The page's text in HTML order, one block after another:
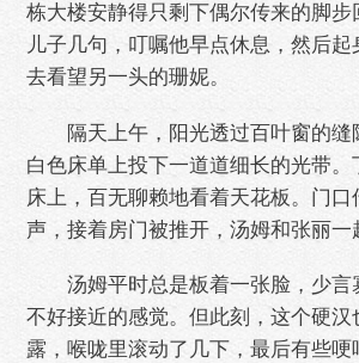
栋大楼安静得只剩下偶尔传来的脚步
儿子几句，叮嘱他早点休息，然后起
去看望另一头的珊妮。
隔天上午，阳光透过百叶窗的缝
白色床单上投下一道道细长的光带。
床上，百无聊赖地看着天花板。门口
声，接着房门被推开，汤姆和张丽一
汤姆平时总是板着一张脸，少言
不好接近的感觉。但此刻，这个硬汉
露，喉咙里滚动了几下，最后有些哽